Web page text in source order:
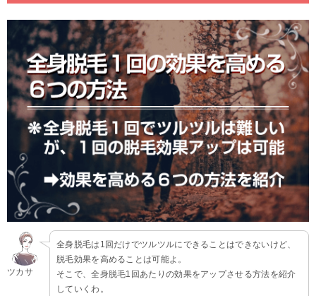
ツカサ
全身脱毛は1回だけでツルツルにできることはできないけど、
脱毛効果を高めることは可能よ。
そこで、全身脱毛1回あたりの効果をアップさせる方法を紹介
していくわ。